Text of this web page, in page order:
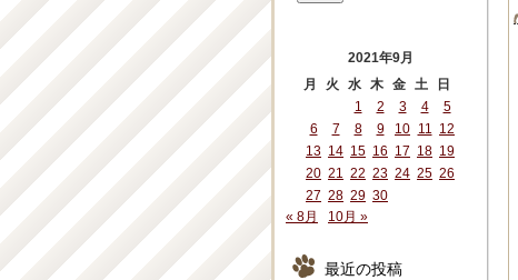
2021年9月
月
火 水 木 金 土
日
1
2 3 4
5
6
7 8 9 10 11 12
13 14 15 16 17 18 19
20 21 22 23 24 25 26
27 28 29 30
« 8月
10月 »
最近の投稿